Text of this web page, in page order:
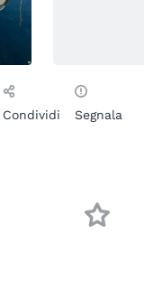
Condividi Segnala